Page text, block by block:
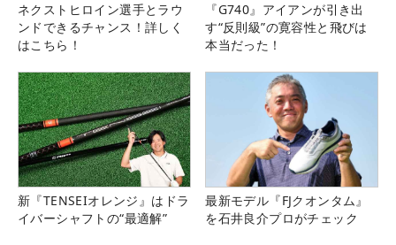
ネクストヒロイン選手とラウ
ンドできるチャンス！詳しく
はこちら！
『G740』アイアンが引き出
す“反則級”の寛容性と飛びは
本当だった！
新『TENSEIオレンジ』はドラ
イバーシャフトの“最適解”
最新モデル『FJクオンタム』
を石井良介プロがチェック